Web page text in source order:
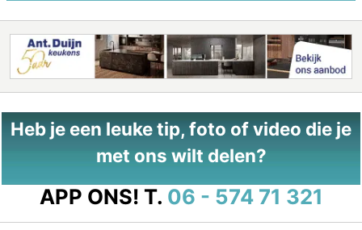
Heb je een leuke tip, foto of video die je
met ons wilt delen?
APP ONS! T. 06 - 574 71 321